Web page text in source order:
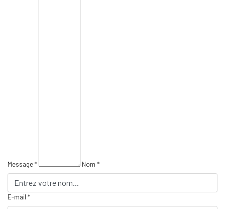
Message * Nom *
E-mail *